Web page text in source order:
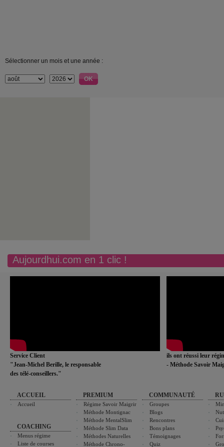
Sélectionner un mois et une année :
Aujourdhui.com en 1 clic !
Service Client
"Jean-Michel Berille, le responsable
des télé-conseillers."
ils ont réussi leur
- Méthode Savoir
ACCUEIL
Accueil
COACHING
Menus régime
Liste de courses
PREMIUM
Régime Savoir Maigrir
Méthode Montignac
Méthode MentalSlim
Méthode Slim Data
Méthodes Naturelles
Méthode Chrono-
COMMUNAUTÉ
Groupes
Blogs
Rencontres
Bons plans
Témoignages
Quiz